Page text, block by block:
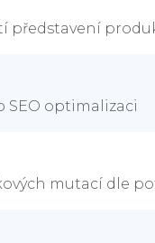
představení
SEO optimalizaci
mutací dle